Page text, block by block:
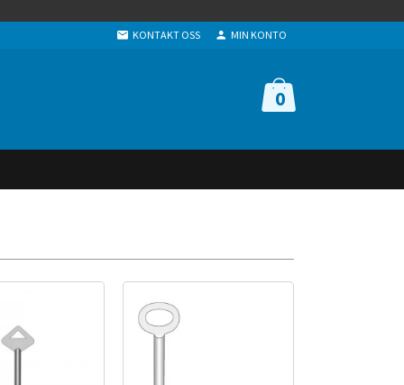
KONTAKT OSS MIN KONTO
0